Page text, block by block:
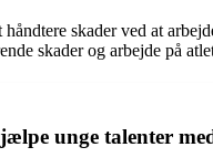
skader ved at
skader og arbejde på
unge talenter